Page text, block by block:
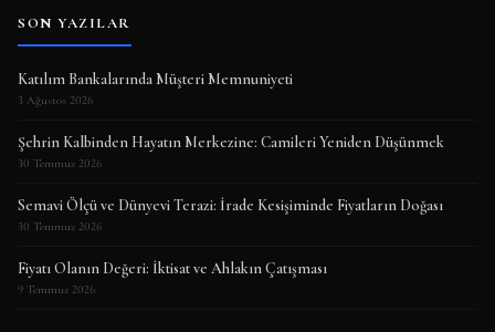
SON YAZILAR
Katılım Bankalarında Müşteri Memnuniyeti
3 Ağustos 2026
Şehrin Kalbinden Hayatın Merkezine: Camileri Yeniden Düşünmek
30 Temmuz 2026
Semavi Ölçü ve Dünyevi Terazi: İrade Kesişiminde Fiyatların Doğası
30 Temmuz 2026
Fiyatı Olanın Değeri: İktisat ve Ahlakın Çatışması
9 Temmuz 2026